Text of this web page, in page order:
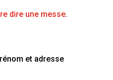
dire une messe.
et adresse